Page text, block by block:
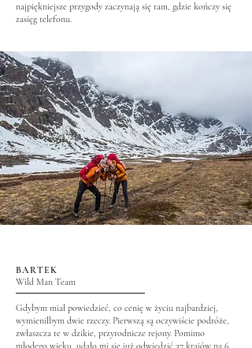
najpiękniejsze przygody zaczynają się tam, gdzie kończy się
zasięg telefonu.
BARTEK
Wild Man Team
Gdybym miał powiedzieć, co cenię w życiu najbardziej,
wymieniłbym dwie rzeczy. Pierwszą są oczywiście podróże,
zwłaszcza te w dzikie, przyrodnicze rejony. Pomimo
młodego wieku, udało mi się już odwiedzić 37 krajów na 6